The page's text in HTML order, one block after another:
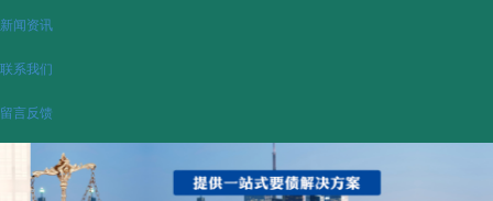
新闻资讯
联系我们
留言反馈